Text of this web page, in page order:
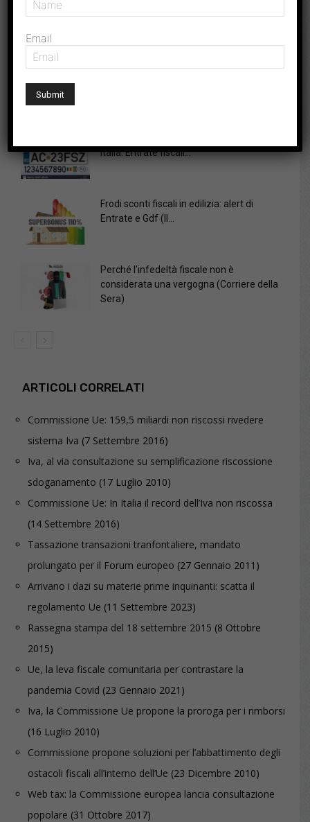
Autore: Radar
DELLO STESSO AUTORE
Italia: Entrate fiscali...
Frodi sconti fiscali in edilizia: alert di
Entrate e Gdf (Il...
Perché l’infedeltà fiscale non è
considerata una vergogna (Corriere della
Sera)
ARTICOLI CORRELATI
Commissione Ue: 159,5 miliardi non riscossi rivedere
sistema Iva (7 Settembre 2016)
Iva, al via consultazione su semplificazione riscossione
sdoganamento (17 Luglio 2010)
Commissione Ue: In Italia il record dell’Iva non riscossa
(14 Settembre 2016)
Tassazione transazioni tranfontaliere, mandato
prolungato per il Forum europeo (27 Gennaio 2011)
Arrivano i dazi su materie prime inquinanti: scatta il
regolamento Ue (11 Settembre 2023)
Rassegna stampa del 18 settembre 2015 (8 Ottobre
2015)
Ue, la leva fiscale comunitaria per contrastare la
pandemia Covid (23 Gennaio 2021)
Iva, la Commissione Ue propone la proroga per i rimborsi
(16 Luglio 2010)
Commissione propone soluzioni per l’abbattimento degli
ostacoli fiscali all’interno dell’Ue (23 Dicembre 2010)
Web tax: la Commissione europea lancia consultazione
popolare (31 Ottobre 2017)
Email